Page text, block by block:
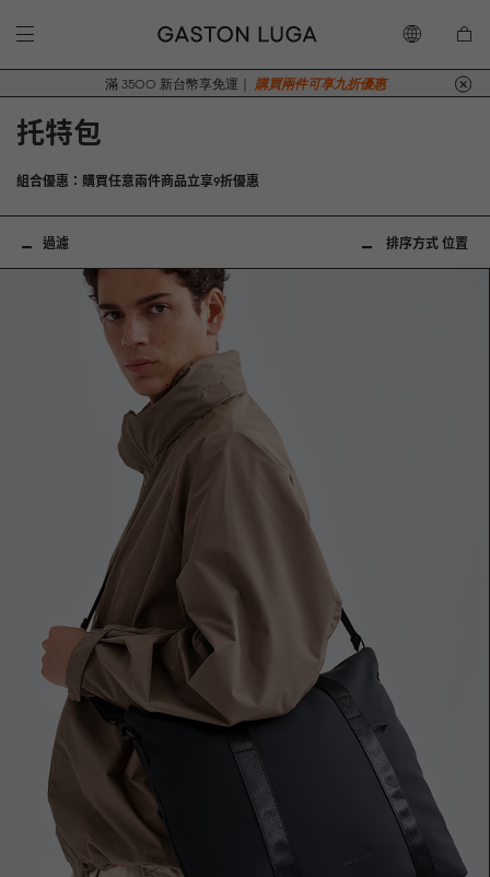
滿 3500 新台幣享免運｜ 購買兩件可享九折優惠
組合優惠：購買任意兩件商品立享9折優惠
托特包
過濾 排序方式 位置